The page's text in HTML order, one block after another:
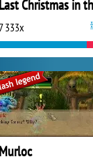
333x
Murloc